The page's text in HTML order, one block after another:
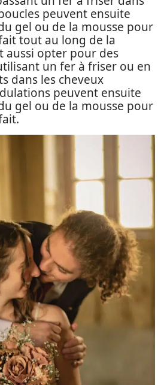
peuvent ensuite
gel ou de la mousse pour
tout au long de la
aussi opter pour des
un fer à friser ou en
dans les cheveux
peuvent ensuite
gel ou de la mousse pour